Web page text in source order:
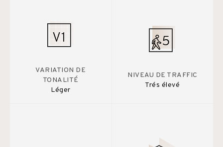
VARIATION DE
TONALITÉ
Léger
NIVEAU DE TRAFFIC
Trés élevé